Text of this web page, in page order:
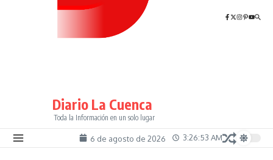
Diario La Cuenca
Toda la Información en un solo lugar
6 de agosto de 2026 3:26:53 AM